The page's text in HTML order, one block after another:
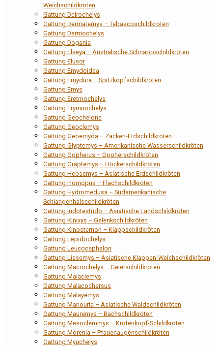
Weichschildkröten
Gattung Deirochelys
Gattung Dermatemys – Tabascoschildkröten
Gattung Dermochelys
Gattung Dogania
Gattung Elseya – Australische Schnappschildkröten
Gattung Elusor
Gattung Emydoidea
Gattung Emydura – Spitzkopfschildkröten
Gattung Emys
Gattung Eretmochelys
Gattung Erymnochelys
Gattung Geochelone
Gattung Geoclemys
Gattung Geoemyda – Zacken-Erdschildkröten
Gattung Glyptemys – Amerikanische Wasserschildkröten
Gattung Gopherus – Gopherschildkröten
Gattung Graptemys – Höckerschildkröten
Gattung Heosemys – Asiatische Erdschildkröten
Gattung Homopus – Flachschildkröten
Gattung Hydromedusa – Südamerikanische
Schlangenhalsschildkröten
Gattung Indotestudo – Asiatische Landschildkröten
Gattung Kinixys – Gelenkschildkröten
Gattung Kinosternon – Klappschildkröten
Gattung Lepidochelys
Gattung Leucocephalon
Gattung Lissemys – Asiatische Klappen-Weichschildkröten
Gattung Macrochelys – Geierschildkröten
Gattung Malaclemys
Gattung Malacochersus
Gattung Malayemys
Gattung Manouria – Asiatische Waldschildkröten
Gattung Mauremys – Bachschildkröten
Gattung Mesoclemmys – Krötenkopf-Schildkröten
Gattung Morenia – Pfauenaugenschildkröten
Gattung Myuchelys